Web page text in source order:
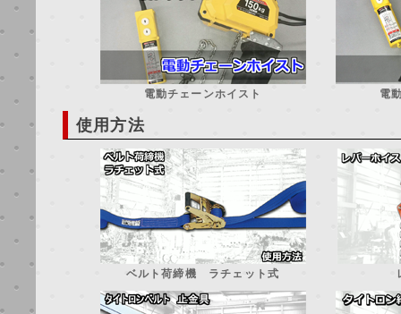
電動チェーンホイスト 電
使用方法
ベルト荷締機 ラチェット式